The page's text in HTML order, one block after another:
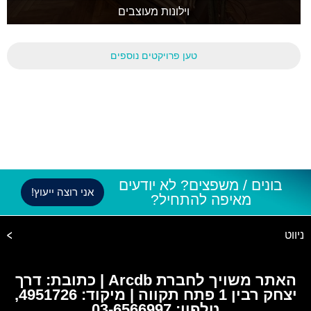
וילונות מעוצבים
טען פרויקטים נוספים
בונים / משפצים? לא יודעים
מאיפה להתחיל?
אני רוצה ייעוץ!
ניווט
האתר משויך לחברת Arcdb | כתובת: דרך
יצחק רבין 1 פתח תקווה | מיקוד: 4951726,